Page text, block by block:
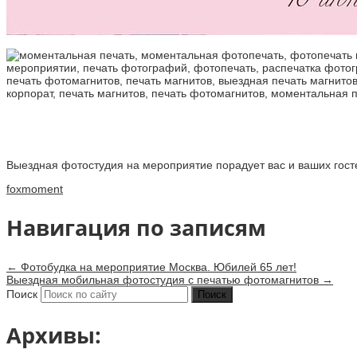
Выездная фотостудия на мероприятие порадует вас и ваших
foxmoment
Навигация по записям
← Фотобудка на мероприятие Москва. Юбилей 65 лет!
Выездная мобильная фотостудия с печатью фотомагнитов →
Поиск
Архивы: